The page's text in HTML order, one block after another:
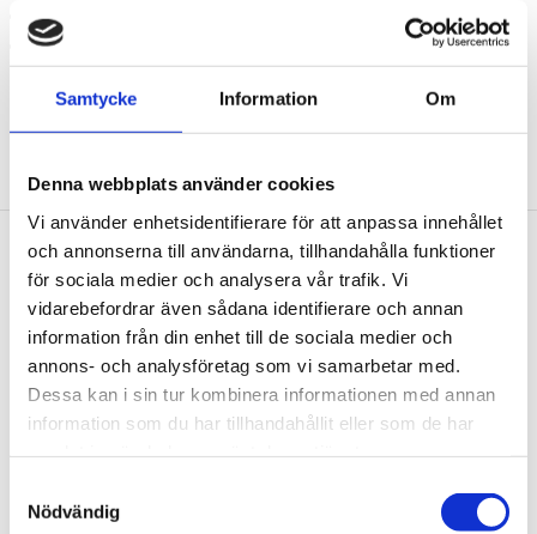
Samtycke Information Om
Denna webbplats använder cookies
Vi använder enhetsidentifierare för att anpassa innehållet
och annonserna till användarna, tillhandahålla funktioner
för sociala medier och analysera vår trafik. Vi
vidarebefordrar även sådana identifierare och annan
information från din enhet till de sociala medier och
annons- och analysföretag som vi samarbetar med.
Dessa kan i sin tur kombinera informationen med annan
information som du har tillhandahållit eller som de har
Nödvändig
Matt satinerat
Krom vanadium
Nyhetsbrev
PRENUMERERA